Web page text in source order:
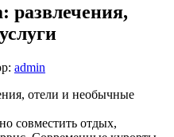
развлечения,
admin
совместить отдых,